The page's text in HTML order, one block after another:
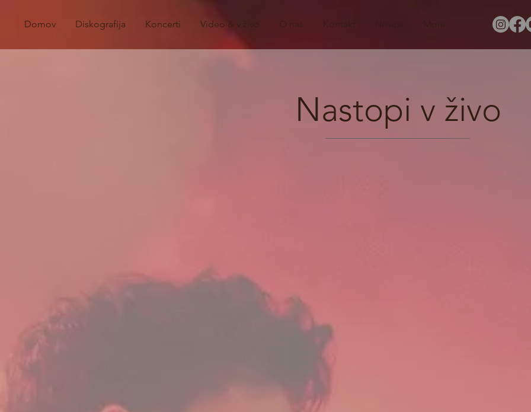
Domov Diskografija Koncerti Video & v živo O nas Kontakt
Nastopi v živo